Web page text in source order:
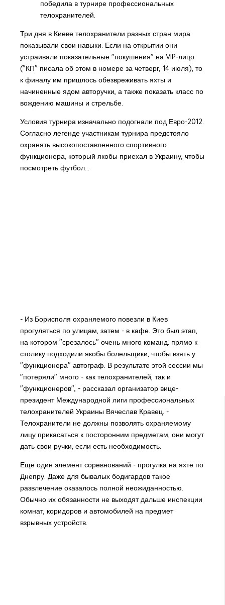
победила в турнире профессиональных
телохранителей.
Три дня в Киеве телохранители разных стран мира
показывали свои навыки. Если на открытии они
устраивали показательные "покушения" на VIP-лицо
("КП" писала об этом в номере за четверг, 14 июля), то
к финалу им пришлось обезвреживать яхты и
начиненные ядом авторучки, а также показать класс по
вождению машины и стрельбе.
Условия турнира изначально подогнали под Евро-2012.
Согласно легенде участникам турнира предстояло
охранять высокопоставленного спортивного
функционера, который якобы приехал в Украину, чтобы
посмотреть футбол…
- Из Борисполя охраняемого повезли в Киев
прогуляться по улицам, затем - в кафе. Это был этап,
на котором "срезалось" очень много команд: прямо к
столику подходили якобы болельщики, чтобы взять у
"функционера" автограф. В результате этой сессии мы
"потеряли" много - как телохранителей, так и
"функционеров", - рассказал организатор вице-
президент Международной лиги профессиональных
телохранителей Украины Вячеслав Кравец. -
Телохранители не должны позволять охраняемому
лицу прикасаться к посторонним предметам, они могут
дать свои ручки, если есть необходимость.
Еще один элемент соревнований - прогулка на яхте по
Днепру. Даже для бывалых бодигардов такое
развлечение оказалось полной неожиданностью.
Обычно их обязанности не выходят дальше инспекции
комнат, коридоров и автомобилей на предмет
взрывных устройств.